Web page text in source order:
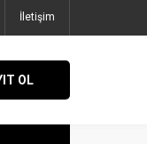
İletişim
OL